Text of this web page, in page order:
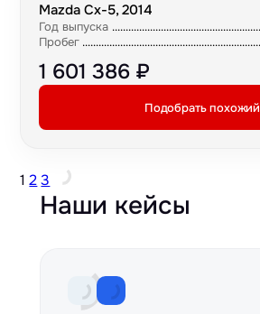
Mazda Cx-5, 2014
Год выпуска
Пробег
1 601 386 ₽
Подобрать похожий
1 2 3
Наши кейсы